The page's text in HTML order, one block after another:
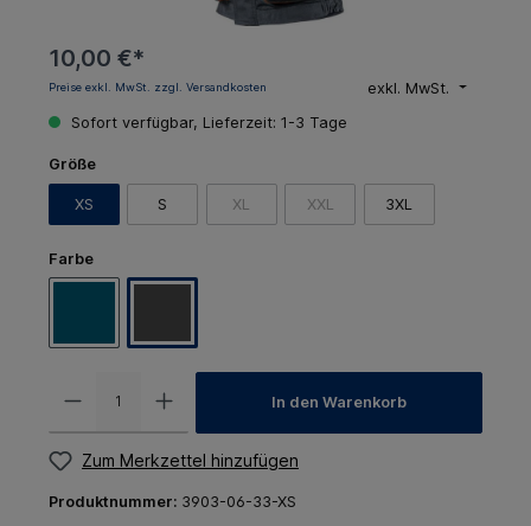
10,00 €*
exkl. MwSt.
Preise exkl. MwSt. zzgl. Versandkosten
Sofort verfügbar, Lieferzeit: 1-3 Tage
Größe
XS S XL XXL 3XL
Farbe
In den Warenkorb
Zum Merkzettel hinzufügen
Produktnummer: 3903-06-33-XS